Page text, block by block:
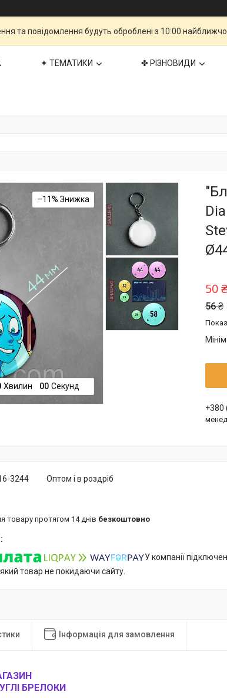
та повідомлення будуть оброблені з 10:00
✦ ТЕМАТИКИ ✤ РІЗНОВИДИ
–11%
Хвилин 00 Секунд
56 ₴
50 ₴
+380
Оптом і в роздріб
3244
товару протягом 14 днів безкоштовно
У компанії
товар не покидаючи сайту.
Інформація для замовлення
БРЕЛОКИ